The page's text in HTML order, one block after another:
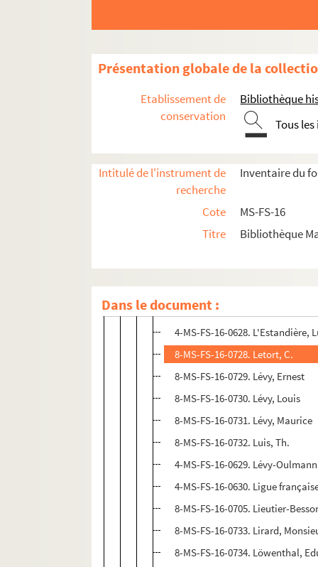
Présentation globale de la
Etablissement de
conservation
Bibliothèque
Tous
Intitulé de l'instrument de
recherche
Inventaire du
Cote
MS-FS-16
Titre
Bibliothèque
Dans le document :
8-MS-FS-16-0719. Lemerle, Louis
8-MS-FS-16-0976. Lemonnier,
4-MS-FS-16-0626. Lempereur, J.
4-MS-FS-16-0627. Lepert, H.
8-MS-FS-16-0725. Leroy, Lucien
8-MS-FS-16-0727. Lesdain,
4-MS-FS-16-0628. L'Estandière,
8-MS-FS-16-0728. Letort, C.
8-MS-FS-16-0729. Lévy, Ernest
8-MS-FS-16-0730. Lévy, Louis
8-MS-FS-16-0731. Lévy, Maurice
8-MS-FS-16-0732. Luis, Th.
4-MS-FS-16-0629. Lévy-
4-MS-FS-16-0630. Ligue
8-MS-FS-16-0705. Lieutier-
8-MS-FS-16-0733. Lirard,
8-MS-FS-16-0734. Löwenthal,